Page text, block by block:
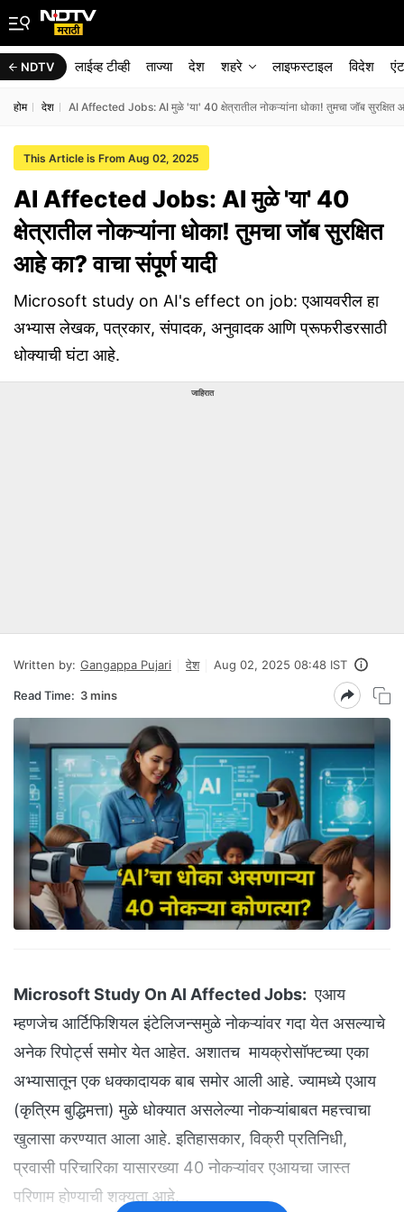
NDTV लाईव्ह टीव्ही ताज्या देश शहरे लाइफस्टाइल विदेश
होम देश AI Affected Jobs: AI मुळे 'या' 40 क्षेत्रातील नोकऱ्यांना धोका! तुमचा जॉब सुरक्षित
This Article is From Aug 02, 2025
AI Affected Jobs: AI मुळे 'या' 40
क्षेत्रातील नोकऱ्यांना धोका! तुमचा जॉब सुरक्षित
आहे का? वाचा संपूर्ण यादी
Microsoft study on AI's effect on job: एआयवरील हा
अभ्यास लेखक, पत्रकार, संपादक, अनुवादक आणि प्रूफरीडरसाठी
धोक्याची घंटा आहे.
जाहिरात
Written by: Gangappa Pujari देश Aug 02, 2025 08:48 IST
Read Time: 3 mins
Microsoft Study On AI Affected Jobs: एआय
म्हणजेच आर्टिफिशियल इंटेलिजन्समुळे नोकऱ्यांवर गदा येत असल्याचे
अनेक रिपोर्ट्स समोर येत आहेत. अशातच मायक्रोसॉफ्टच्या एका
अभ्यासातून एक धक्कादायक बाब समोर आली आहे. ज्यामध्ये एआय
(कृत्रिम बुद्धिमत्ता) मुळे धोक्यात असलेल्या नोकऱ्यांबाबत महत्त्वाचा
खुलासा करण्यात आला आहे. इतिहासकार, विक्री प्रतिनिधी,
प्रवासी परिचारिका यासारख्या 40 नोकऱ्यांवर एआयचा जास्त
परिणाम होण्याची शक्यता आहे.